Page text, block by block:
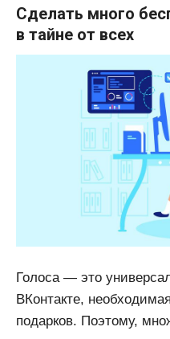
Сделать много
в тайне от всех
Голоса — это
ВКонтакте,
подарков. Поэтому,